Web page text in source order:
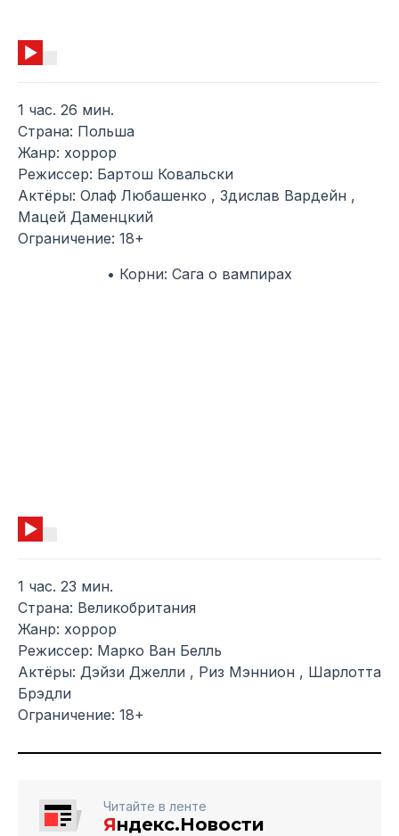
1 час. 26 мин.
Страна: Польша
Жанр: хоррор
Режиссер: Бартош Ковальски
Актёры: Олаф Любашенко , Здислав Вардейн ,
Мацей Даменцкий
Ограничение: 18+
• Корни: Сага о вампирах
1 час. 23 мин.
Страна: Великобритания
Жанр: хоррор
Режиссер: Марко Ван Белль
Актёры: Дэйзи Джелли , Риз Мэннион , Шарлотта
Брэдли
Ограничение: 18+
Читайте в ленте
Яндекс.Новости